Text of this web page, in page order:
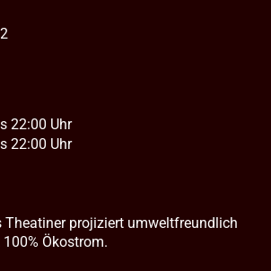
22:00 Uhr
22:00 Uhr
Theatiner projiziert umweltfreundlich
Ökostrom.